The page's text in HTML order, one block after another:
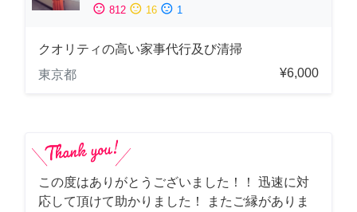
sentiment_satisfied 812 sentiment_neutral 16 sentiment_dissatisfied 1
クオリティの高い家事代行及び清掃
東京都
¥6,000
この度はありがとうございました！！ 迅速に対
応して頂けて助かりました！ またご縁がありま